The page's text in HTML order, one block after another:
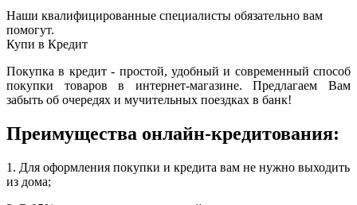
Наши квалифицированные специалисты обязательно вам
помогут.
Купи в Кредит
Покупка в кредит - простой, удобный и современный способ
покупки товаров в интернет-магазине. Предлагаем Вам
забыть об очередях и мучительных поездках в банк!
Преимущества онлайн-кредитования:
1. Для оформления покупки и кредита вам не нужно выходить
из дома;